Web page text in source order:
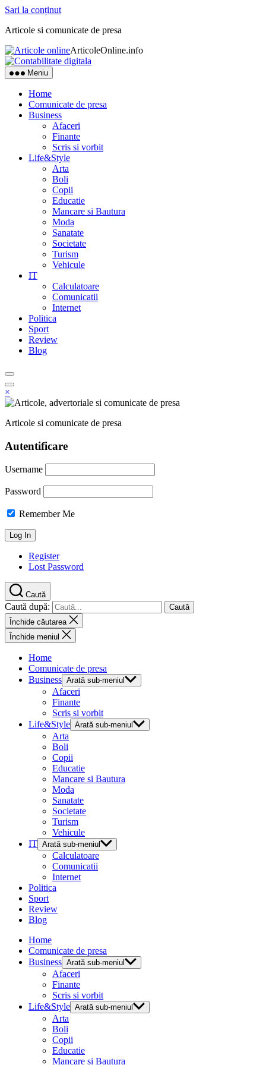
Sari la conținut
Articole si comunicate de presa
ArticoleOnline.info
Meniu
Home
Comunicate de presa
Business
Afaceri
Finante
Scris si vorbit
Life&Style
Arta
Boli
Copii
Educatie
Mancare si Bautura
Moda
Sanatate
Societate
Turism
Vehicule
IT
Calculatoare
Comunicatii
Internet
Politica
Sport
Review
Blog
×
Articole si comunicate de presa
Autentificare
Username
Password
Remember Me
Register
Lost Password
Caută
Caută după:
Închide căutarea
Închide meniul
Home
Comunicate de presa
Business Arată sub-meniul
Afaceri
Finante
Scris si vorbit
Life&Style Arată sub-meniul
Arta
Boli
Copii
Educatie
Mancare si Bautura
Moda
Sanatate
Societate
Turism
Vehicule
IT Arată sub-meniul
Calculatoare
Comunicatii
Internet
Politica
Sport
Review
Blog
Home
Comunicate de presa
Business Arată sub-meniul
Afaceri
Finante
Scris si vorbit
Life&Style Arată sub-meniul
Arta
Boli
Copii
Educatie
Mancare si Bautura